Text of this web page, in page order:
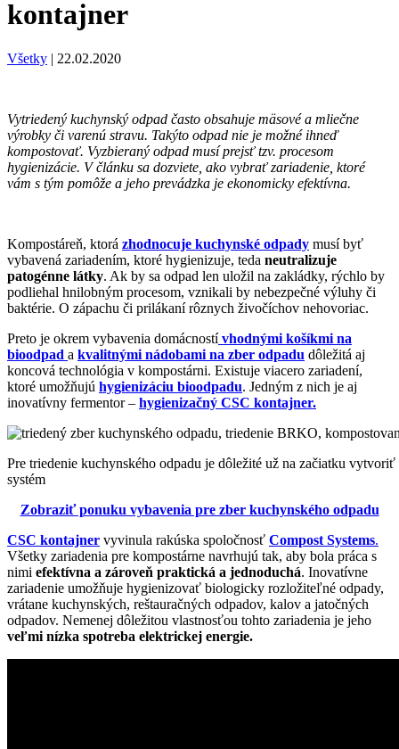
kontajner
Všetky | 22.02.2020
Vytriedený kuchynský odpad často obsahuje mäsové a mliečne
výrobky či varenú stravu. Takýto odpad nie je možné ihneď
kompostovať. Vyzbieraný odpad musí prejsť tzv. procesom
hygienizácie. V článku sa dozviete, ako vybrať zariadenie, ktoré
vám s tým pomôže a jeho prevádzka je ekonomicky efektívna.
Kompostáreň, ktorá zhodnocuje kuchynské odpady musí byť
vybavená zariadením, ktoré hygienizuje, teda neutralizuje
patogénne látky. Ak by sa odpad len uložil na zakládky, rýchlo by
podliehal hnilobným procesom, vznikali by nebezpečné výluhy či
baktérie. O zápachu či prilákaní rôznych živočíchov nehovoriac.
Preto je okrem vybavenia domácností vhodnými košíkmi na
bioodpad a kvalitnými nádobami na zber odpadu dôležitá aj
koncová technológia v kompostárni. Existuje viacero zariadení,
ktoré umožňujú hygienizáciu bioodpadu. Jedným z nich je aj
inovatívny fermentor – hygienizačný CSC kontajner.
Pre triedenie kuchynského odpadu je dôležité už na začiatku
systém
Zobraziť ponuku vybavenia pre zber kuchynského odpadu
CSC kontajner vyvinula rakúska spoločnosť Compost Systems.
Všetky zariadenia pre kompostárne navrhujú tak, aby bola práca s
nimi efektívna a zároveň praktická a jednoduchá. Inovatívne
zariadenie umožňuje hygienizovať biologicky rozložiteľné odpady,
vrátane kuchynských, reštauračných odpadov, kalov a jatočných
odpadov. Nemenej dôležitou vlastnosťou tohto zariadenia je jeho
veľmi nízka spotreba elektrickej energie.